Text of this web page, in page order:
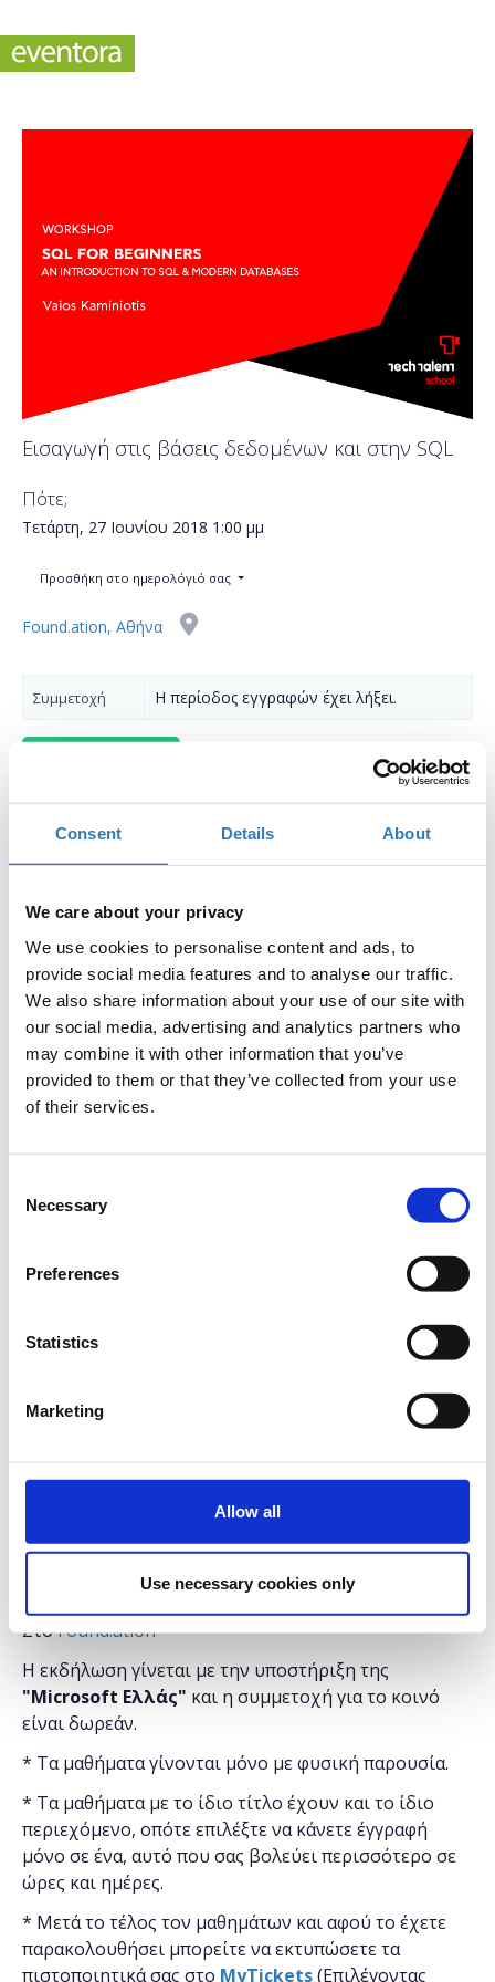
Consent Details About
We care about your privacy
We use cookies to personalise content and ads, to
provide social media features and to analyse our traffic.
We also share information about your use of our site with
our social media, advertising and analytics partners who
may combine it with other information that you’ve
provided to them or that they’ve collected from your use
of their services.
Selection
Necessary
Preferences
Statistics
Marketing
Allow all
Use necessary cookies only
Εισαγωγή στις βάσεις δεδομένων και στην SQL
Πότε;
Τετάρτη, 27 Ιουνίου 2018 1:00 μμ
Προσθήκη στο ημερολόγιό σας
Found.ation, Αθήνα
Συμμετοχή Η περίοδος εγγραφών έχει λήξει.
Πώς μπορούμε να δημιουργήσουμε μία βάση
δεδομένων;
Πώς μπορούμε να διαχειριστούμε μία βάση
δεδομένων;
Η SQL είναι ουσιαστικά μία γλώσσα , η οποία όπως
θα δούμε και στην συνέχεια μας εξυπηρετεί στην
επίλυση των παραπάνω ζητημάτων.
Απευθύνεται σε άτομα με εξοικείωση στη χρήση
δημιουργήσουν ή/και να διαχειριστούν μια βάση
Βασικά Σημεία
δεδομένων
δεδομένων
Διαχείριση μιας βάσης δεδομένων με SQL
Διάρκεια προγράμματος: 2 ώρες.
ΣτοFound.ation
Η εκδήλωση γίνεται με την υποστήριξη της
"Microsoft Ελλάς" και η συμμετοχή για το κοινό
είναι δωρεάν.
* Τα μαθήματα γίνονται μόνο με φυσική παρουσία.
* Τα μαθήματα με το ίδιο τίτλο έχουν και το ίδιο
περιεχόμενο, οπότε επιλέξτε να κάνετε έγγραφή
μόνο σε ένα, αυτό που σας βολεύει περισσότερο σε
ώρες και ημέρες.
* Μετά το τέλος τον μαθημάτων και αφού το έχετε
παρακολουθήσει μπορείτε να εκτυπώσετε τα
πιστοποιητικά ​σας στο MyTickets(Επιλέγοντας